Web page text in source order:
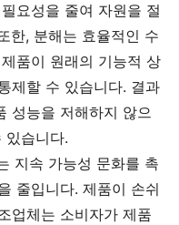
요성을 줄여 자원을 절
한, 분해는 효율적인 수
품이 원래의 기능적 상
제할 수 있습니다. 결과
성능을 저해하지 않으
있습니다.
지속 가능성 문화를 촉
줄입니다. 제품이 손쉬
업체는 소비자가 제품